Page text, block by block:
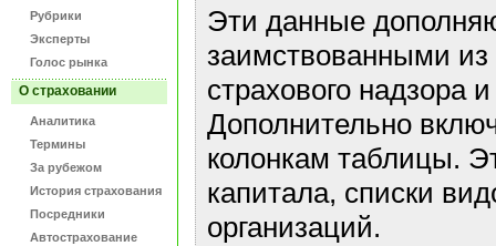
Рубрики
Эксперты
Голос рынка
О страховании
Аналитика
Термины
За рубежом
История страхования
Посредники
Автострахование
Эти данные
заимствованными
страхового надзора
Дополнительно
колонкам таблицы.
капитала, списки
организаций.